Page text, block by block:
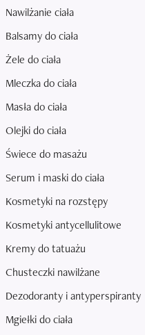
Nawilżanie ciała
Balsamy do ciała
Żele do ciała
Mleczka do ciała
Masła do ciała
Olejki do ciała
Świece do masażu
Serum i maski do ciała
Kosmetyki na rozstępy
Kosmetyki antycellulitowe
Kremy do tatuażu
Chusteczki nawilżane
Dezodoranty i antyperspiranty
Mgiełki do ciała